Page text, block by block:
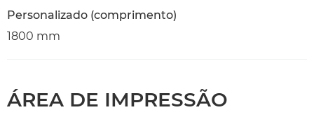
Personalizado (comprimento)
1800 mm
ÁREA DE IMPRESSÃO